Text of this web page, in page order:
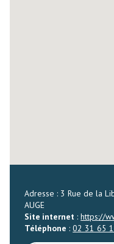
Adresse : 3 Rue de la
AUGE
Site internet :https://
Téléphone :02 31 65